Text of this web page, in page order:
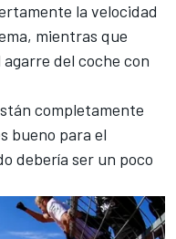
la velocidad
mientras que
del coche con
completamente
bueno para el
debería ser un poco